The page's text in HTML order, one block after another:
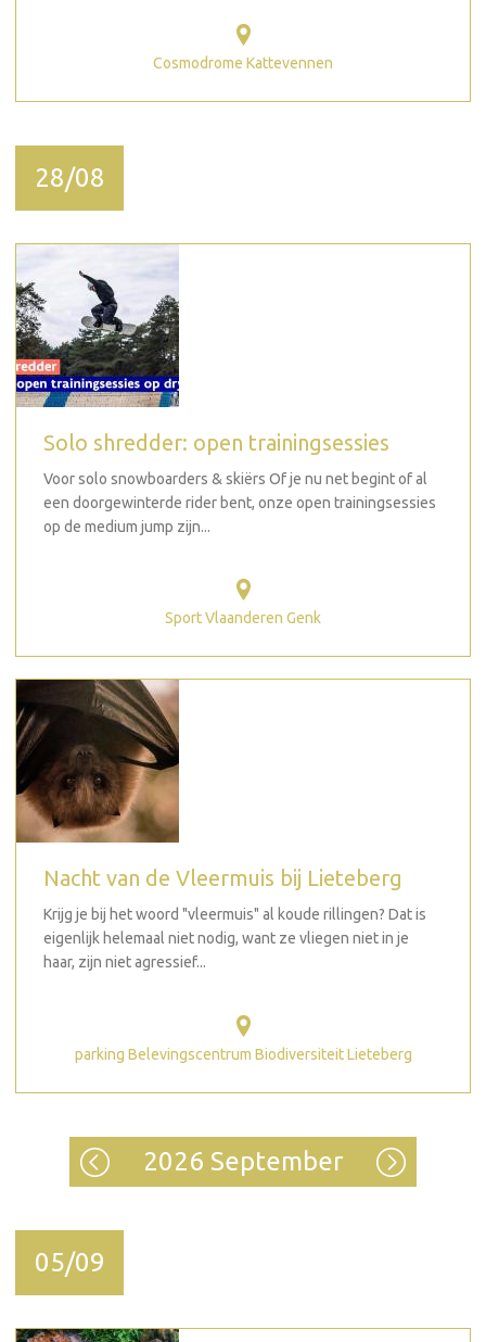
Cosmodrome Kattevennen
28/08
Solo shredder: open trainingsessies
Voor solo snowboarders & skiërs Of je nu net begint of al
een doorgewinterde rider bent, onze open trainingsessies
op de medium jump zijn...
Sport Vlaanderen Genk
Nacht van de Vleermuis bij Lieteberg
Krijg je bij het woord "vleermuis" al koude rillingen? Dat is
eigenlijk helemaal niet nodig, want ze vliegen niet in je
haar, zijn niet agressief...
parking Belevingscentrum Biodiversiteit Lieteberg
2026 September
05/09